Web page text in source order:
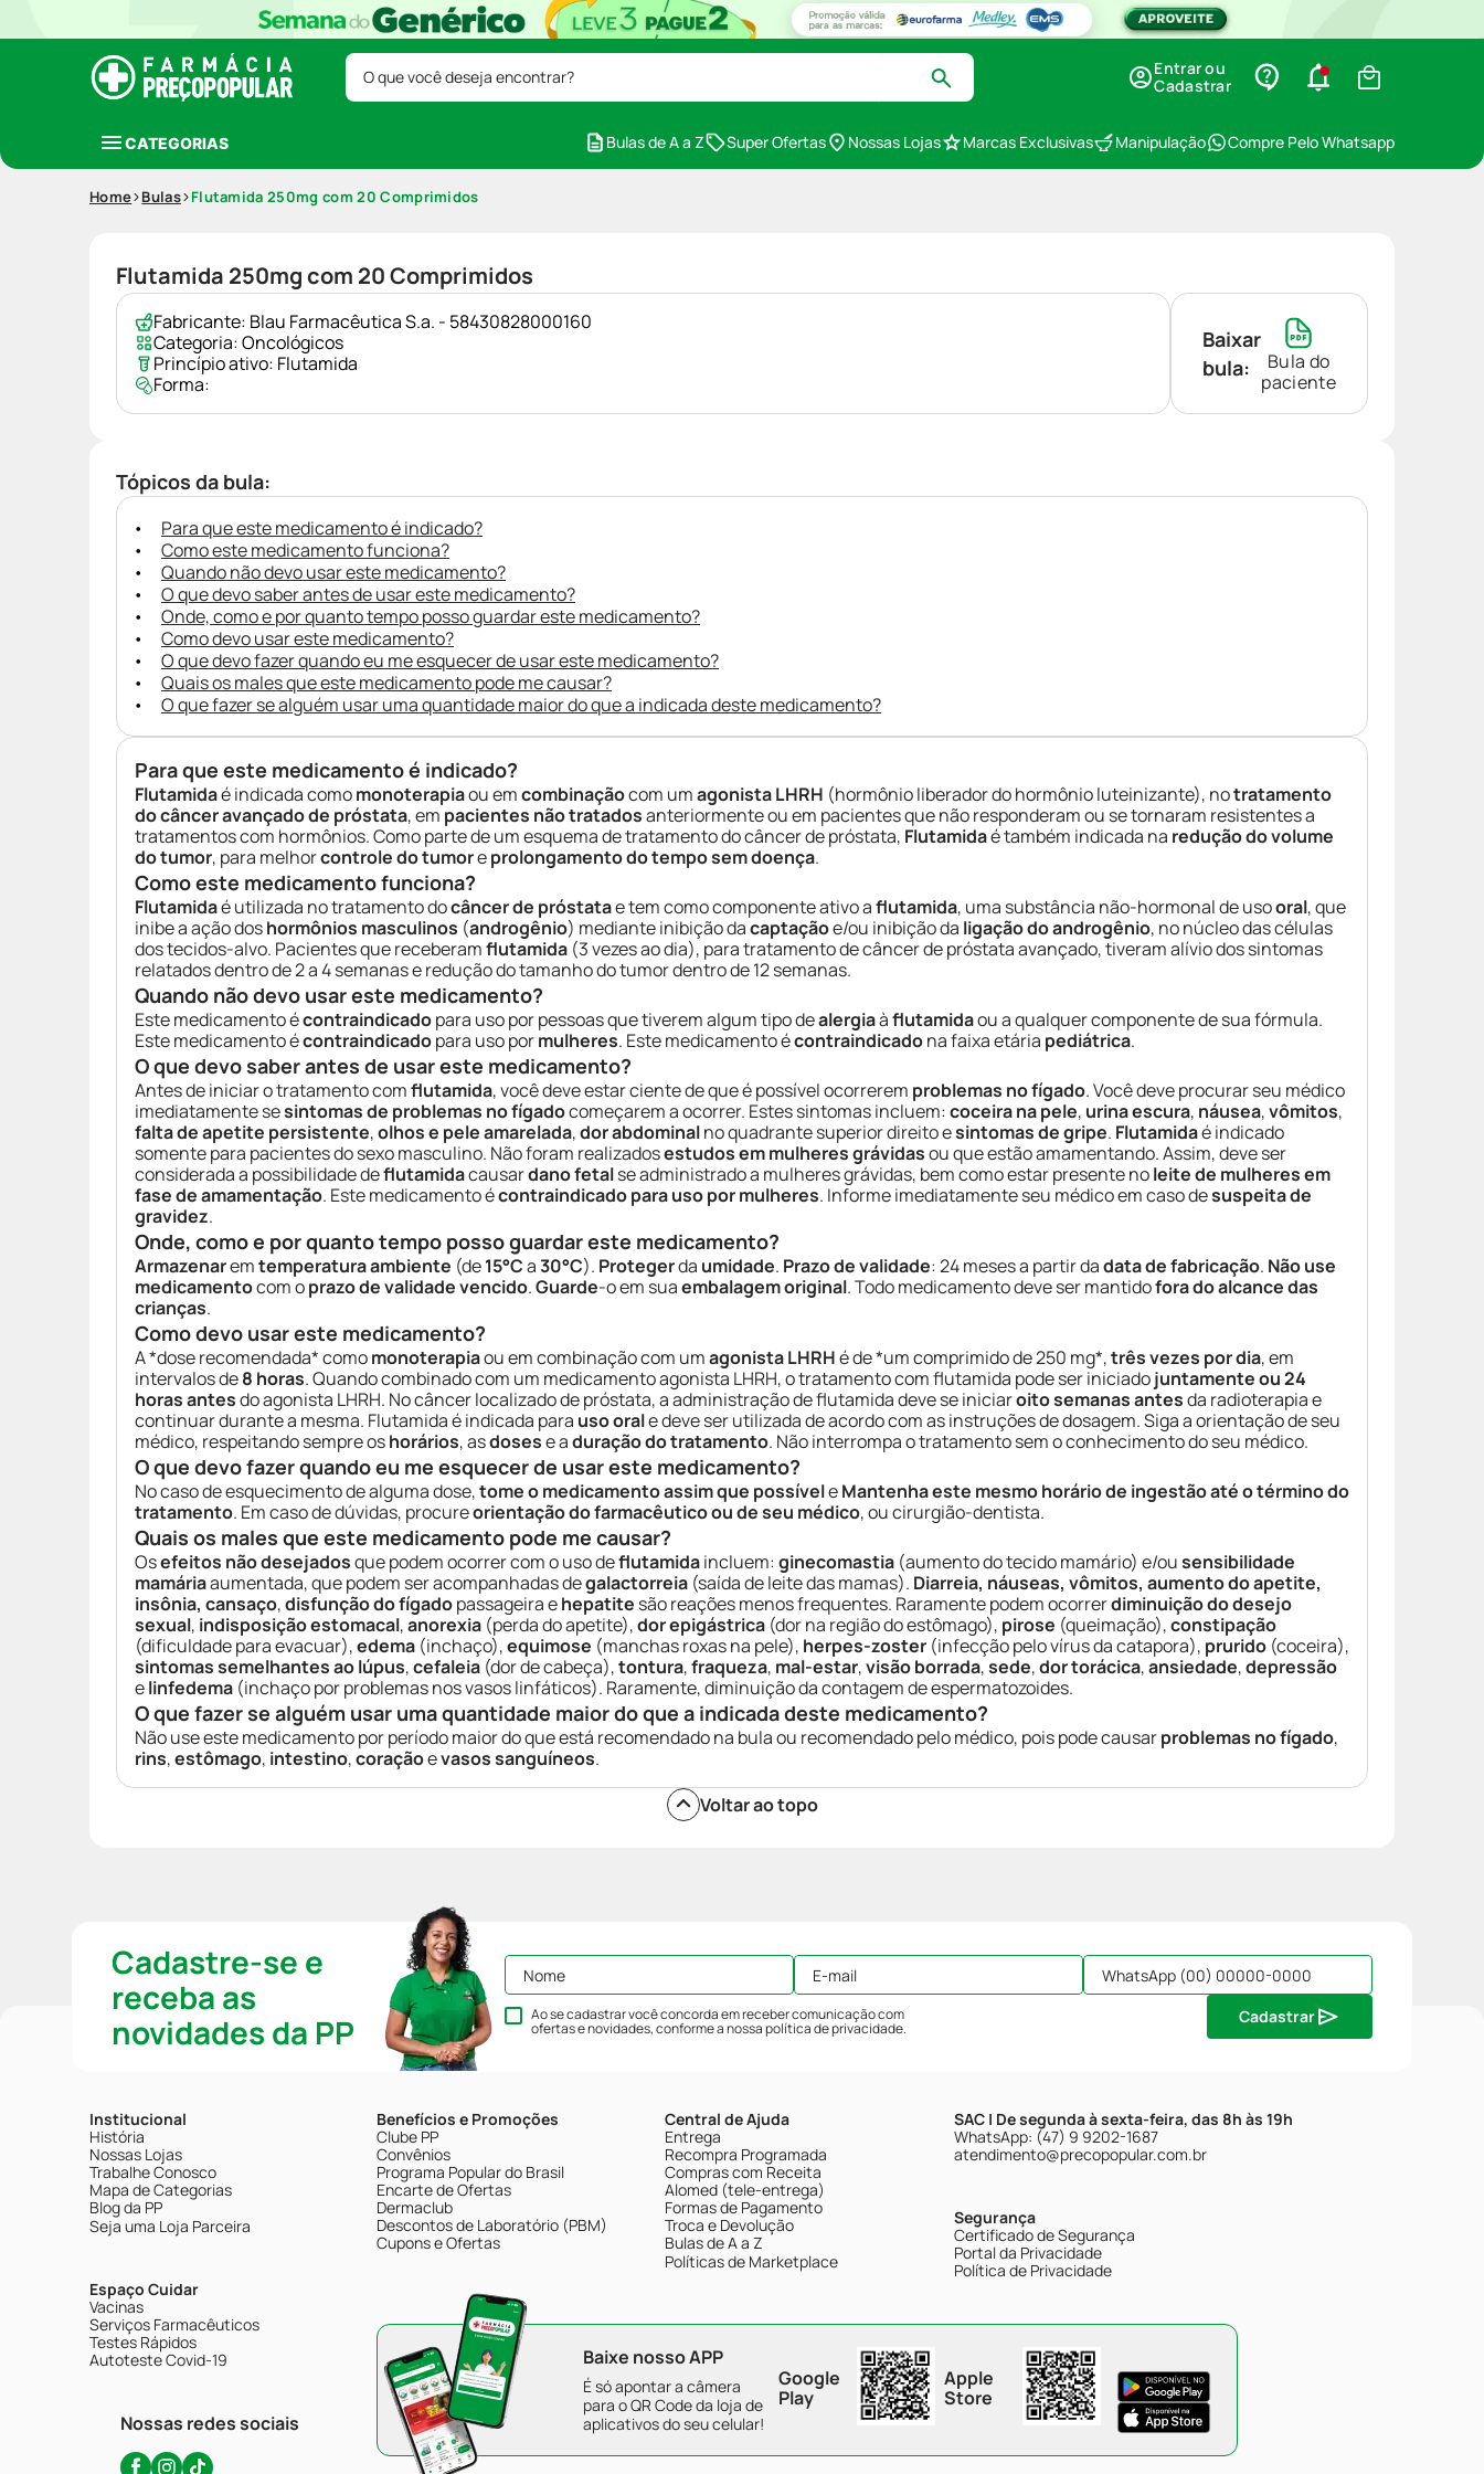
O que você deseja encontrar?
Entrar ou
Cadastrar
CATEGORIAS Bulas de A a Z Super Ofertas Nossas Lojas Marcas Exclusivas Manipulação Compre Pelo Whatsapp
Home Bulas Flutamida 250mg com 20 Comprimidos
Flutamida 250mg com 20 Comprimidos
Fabricante: Blau Farmacêutica S.a. - 58430828000160
Categoria:Oncológicos
Princípio ativo: Flutamida
Forma:
Baixar
bula:
Bula do
paciente
Tópicos da bula:
Para que este medicamento é indicado?
Como este medicamento funciona?
Quando não devo usar este medicamento?
O que devo saber antes de usar este medicamento?
Onde, como e por quanto tempo posso guardar este medicamento?
Como devo usar este medicamento?
O que devo fazer quando eu me esquecer de usar este medicamento?
Quais os males que este medicamento pode me causar?
O que fazer se alguém usar uma quantidade maior do que a indicada deste medicamento?
Para que este medicamento é indicado?
Flutamidaé indicada comomonoterapiaou emcombinaçãocom umagonista LHRH (hormônio liberador do hormônio luteinizante), notratamento
do câncer avançado de próstata, em pacientes não tratadosanteriormente ou em pacientes que não responderam ou se tornaram resistentes a
tratamentos com hormônios. Como parte de um esquema de tratamento do câncer de próstata, Flutamidaé também indicada na redução do volume
do tumor, para melhorcontrole do tumoreprolongamento do tempo sem doença.
Como este medicamento funciona?
Flutamidaé utilizada no tratamento docâncer de próstatae tem como componente ativo aflutamida, uma substância não-hormonal de usooral, que
inibe a ação doshormônios masculinos (androgênio) mediante inibição dacaptaçãoe/ou inibição da ligação do androgênio, no núcleo das células
dos tecidos-alvo. Pacientes que receberamflutamida (3 vezes ao dia), para tratamento de câncer de próstata avançado, tiveram alívio dos sintomas
relatados dentro de 2 a 4 semanas e redução do tamanho do tumor dentro de 12 semanas.
Quando não devo usar este medicamento?
Este medicamento écontraindicadopara uso por pessoas que tiverem algum tipo dealergiaàflutamidaou a qualquer componente de sua fórmula.
Este medicamento écontraindicadopara uso pormulheres. Este medicamento écontraindicadona faixa etária pediátrica.
O que devo saber antes de usar este medicamento?
Antes de iniciar o tratamento comflutamida, você deve estar ciente de que é possível ocorrerem problemas no fígado. Você deve procurar seu médico
imediatamente sesintomas de problemas no fígadocomeçarem a ocorrer. Estes sintomas incluem:coceira na pele, urina escura, náusea,vômitos,
falta de apetite persistente,olhos e pele amarelada,dor abdominalno quadrante superior direito esintomas de gripe. Flutamidaé indicado
somente para pacientes do sexo masculino. Não foram realizadosestudos em mulheres grávidasou que estão amamentando. Assim, deve ser
considerada a possibilidade deflutamidacausardano fetalse administrado a mulheres grávidas, bem como estar presente noleite de mulheres em
fase de amamentação. Este medicamento écontraindicado para uso por mulheres. Informe imediatamente seu médico em caso desuspeita de
gravidez.
Onde, como e por quanto tempo posso guardar este medicamento?
Armazenaremtemperatura ambiente (de15°Ca30°C). Protegerda umidade. Prazo de validade: 24 meses a partir dadata de fabricação. Não use
medicamentocom oprazo de validade vencido.Guarde-o em suaembalagem original. Todo medicamento deve ser mantidofora do alcance das
crianças.
Como devo usar este medicamento?
A *dose recomendada* comomonoterapiaou em combinação com umagonista LHRHé de *um comprimido de 250 mg*,três vezes por dia, em
intervalos de8 horas. Quando combinado com um medicamento agonista LHRH, o tratamento com flutamida pode ser iniciadojuntamente ou 24
horas antesdo agonista LHRH. No câncer localizado de próstata, a administração de flutamida deve se iniciaroito semanas antesda radioterapia e
continuar durante a mesma. Flutamida é indicada para uso orale deve ser utilizada de acordo com as instruções de dosagem. Siga a orientação de seu
médico, respeitando sempre oshorários, asdosese aduração do tratamento. Não interrompa o tratamento sem o conhecimento do seu médico.
O que devo fazer quando eu me esquecer de usar este medicamento?
No caso de esquecimento de alguma dose,tome o medicamento assim que possíveleMantenha este mesmo horário de ingestão até o término do
tratamento. Em caso de dúvidas, procureorientação do farmacêutico ou de seu médico, ou cirurgião-dentista.
Quais os males que este medicamento pode me causar?
Osefeitos não desejadosque podem ocorrer com o uso deflutamidaincluem:ginecomastia (aumento do tecido mamário) e/ousensibilidade
mamáriaaumentada, que podem ser acompanhadas degalactorreia (saída de leite das mamas). Diarreia, náuseas, vômitos, aumento do apetite,
insônia, cansaço,disfunção do fígadopassageira ehepatite são reações menos frequentes. Raramente podem ocorrerdiminuição do desejo
sexual, indisposição estomacal,anorexia (perda do apetite),dor epigástrica (dor na região do estômago), pirose (queimação),constipação
(dificuldade para evacuar),edema (inchaço),equimose (manchas roxas na pele), herpes-zoster (infecção pelo vírus da catapora), prurido (coceira),
sintomas semelhantes ao lúpus,cefaleia (dor de cabeça),tontura,fraqueza, mal-estar,visão borrada,sede,dor torácica,ansiedade,depressão
elinfedema (inchaço por problemas nos vasos linfáticos). Raramente, diminuição da contagem de espermatozoides.
O que fazer se alguém usar uma quantidade maior do que a indicada deste medicamento?
Não use este medicamento por período maior do que está recomendado na bula ou recomendado pelo médico, pois pode causarproblemas no fígado,
rins,estômago, intestino,coraçãoevasos sanguíneos.
Voltar ao topo
Cadastre-se e
receba as
novidades da PP
Ao se cadastrar você concorda em receber comunicação com
ofertas e novidades, conforme a nossapolítica de privacidade.
Cadastrar
Institucional
História
Nossas Lojas
Trabalhe Conosco
Mapa de Categorias
Blog da PP
Seja uma Loja Parceira
Espaço Cuidar
Vacinas
Serviços Farmacêuticos
Testes Rápidos
Autoteste Covid-19
Nossas redes sociais
Benefícios e Promoções
Clube PP
Convênios
Programa Popular do Brasil
Encarte de Ofertas
Dermaclub
Descontos de Laboratório (PBM)
Cupons e Ofertas
Central de Ajuda
Entrega
Recompra Programada
Compras com Receita
Alomed (tele-entrega)
Formas de Pagamento
Troca e Devolução
Bulas de A a Z
Políticas de Marketplace
SAC | De segunda à sexta-feira, das 8h às 19h
WhatsApp: (47) 9 9202-1687
atendimento@precopopular.com.br
Segurança
Certificado de Segurança
Portal da Privacidade
Política de Privacidade
Baixe nosso APP
É só apontar a câmera
para o QR Code da loja de
aplicativos do seu celular!
Google
Play
Apple
Store